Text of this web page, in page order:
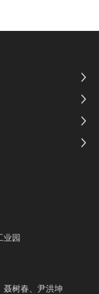
业园
聂树春、尹洪坤